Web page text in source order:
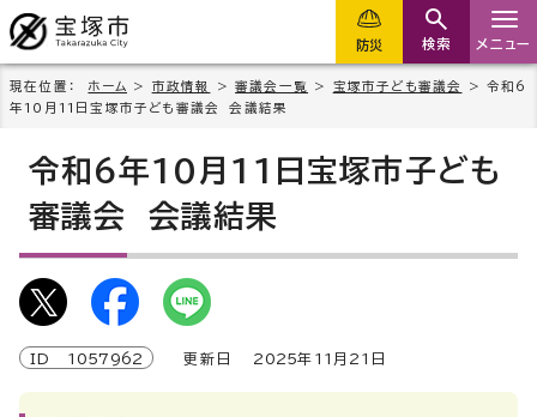
防災 検索 メニュー
現在位置： ホーム > 市政情報 >審議会一覧 > 宝塚市子ども審議会
> 令和6
年10月11日宝塚市子ども審議会 会議結果
令和6年10月11日宝塚市子ども
審議会 会議結果
ID 1057962 更新日 2025年 11 月 21 日